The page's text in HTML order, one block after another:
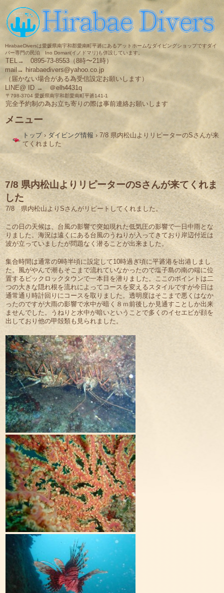
HirabaeDiversは愛媛県南宇和郡愛南町平碆にあるアットホームなダイビングショップですダイ
バー専門の民泊 Ino Domari(イノドマリ)も併設しています。
TEL→ 0895-73-8553（8時〜21時）
mail→ hirabaedivers@yahoo.co.jp
（届かない場合がある為受信設定お願いします）
LINE@ ID → ＠elh4431q
〒798-3704 愛媛県南宇和郡愛南町平碆141-1
完全予約制の為お立ち寄りの際は事前連絡お願いします
メニュー
ン
ス
キ
ッ
プ
トップ › ダイビング情報 › 7/8 県内松山よりリピーターのSさんが来
てくれました
7/8 県内松山よりリピーターのSさんが来てくれま
した
7/8 県内松山よりSさんがリピートしてくれました。
この日の天候は、台風の影響で突如現れた低気圧の影響で一日中雨とな
りました。海況は遠くにある台風のうねりが入ってきており岸辺付近は
波が立っていましたが問題なく潜ることが出来ました。
集合時間は通常の9時半頃に設定して10時過ぎ頃に平碆港を出港しまし
た。風がやんで潮もそこまで流れていなかったので塩子島の南の端に位
置するビックロックタウンで一本目を潜りました。ここのポイントは二
つの大きな隠れ根を流れによってコースを変えるスタイルですが今日は
通常通り時計回りにコースを取りました。透明度はそこまで悪くはなか
ったのですが大雨の影響で水中が暗く８ｍ前後しか見通すことしか出来
ませんでした。うねりと水中が暗いということで多くのイセエビが顔を
出しており他の甲殻類も見られました。